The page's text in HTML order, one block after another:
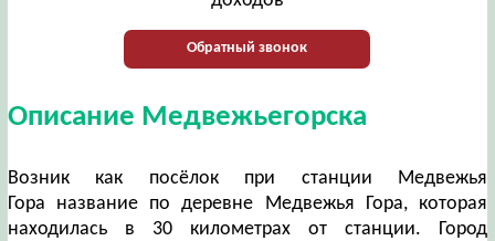
Обратный звонок
Описание Медвежьегорска
Возник как посёлок при станции Медвежья
Гора название по деревне Медвежья Гора, которая
находилась в 30 километрах от станции. Город